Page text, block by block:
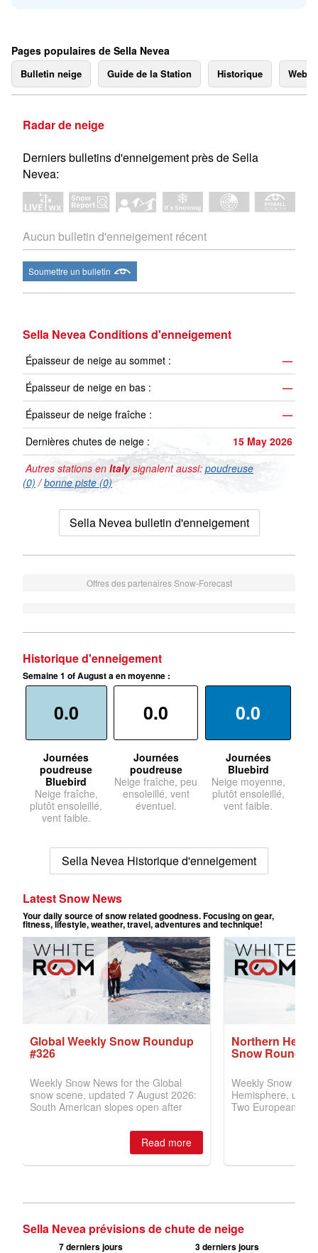
Pages populaires de Sella Nevea
Bulletin neige Guide de la Station Historique
Radar de neige
Derniers bulletins d'enneigement près de Sella
Nevea:
Aucun bulletin d'enneigement récent
Soumettre un bulletin
Sella Nevea Conditions d'enneigement
Épaisseur de neige au sommet :
—
Épaisseur de neige en bas :
—
Épaisseur de neige fraîche :
—
Dernières chutes de neige :
15 May 2026
Autres stations en Italysignalent aussi: poudreuse
(0) /bonne piste (0)
Sella Nevea bulletin d'enneigement
Offres des partenaires Snow-Forecast
Historique d'enneigement
Semaine 1 of August a en moyenne :
0.0
Journées
poudreuse
Bluebird
Neige fraîche,
plutôt ensoleillé,
vent faible.
0.0
Journées
poudreuse
Neige fraîche, peu
ensoleillé, vent
éventuel.
0.0
Journées
Bluebird
Neige moyenne,
plutôt ensoleillé,
vent faible.
Sella Nevea Historique d'enneigement
Sella Nevea prévisions de chute de neige
7 derniers jours 3 derniers jours